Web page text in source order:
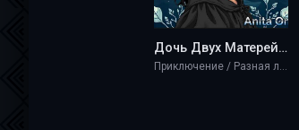
Дочь Двух Матерей - Anita Oni
Приключение / Разная литература / Фэнтези